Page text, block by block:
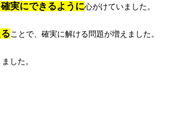
実にできるように心がけていました。
ことで、確実に解ける問題が増えました。
した。